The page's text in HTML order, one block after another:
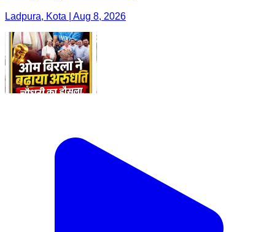
Ladpura, Kota | Aug 8, 2026